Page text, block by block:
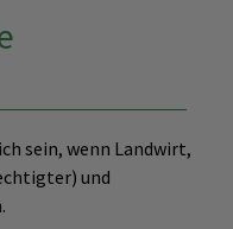
sein, wenn Landwirt,
und